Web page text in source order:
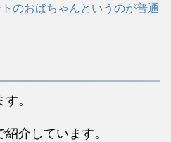
のおばちゃんというのが普通
。
介しています。